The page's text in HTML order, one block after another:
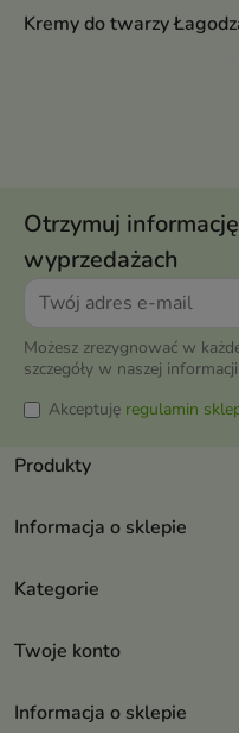
Kremy do twarzy
Otrzymuj
wyprzedażach
Możesz zrezygnować w
szczegóły w naszej
Akceptuję regulamin
Produkty
Informacja o sklepie
Kategorie
Twoje konto
Informacja o sklepie